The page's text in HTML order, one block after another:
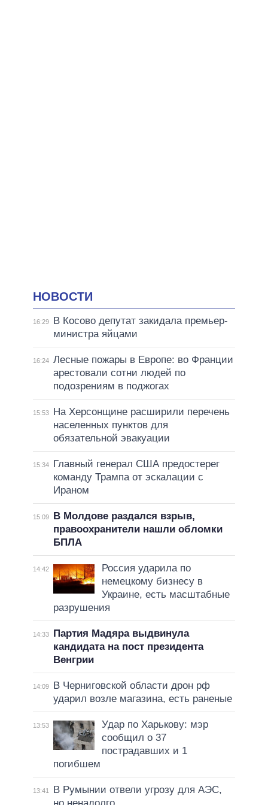
НОВОСТИ
16:29
В Косово депутат закидала премьер-
министра яйцами
16:24 Лесные пожары в Европе: во Франции
арестовали сотни людей по
подозрениям в поджогах
15:53
На Херсонщине расширили перечень
населенных пунктов для
обязательной эвакуации
15:34
Главный генерал США предостерег
команду Трампа от эскалации с
Ираном
15:09
В Молдове раздался взрыв,
правоохранители нашли обломки
БПЛА
14:42
Россия ударила по
немецкому бизнесу в
Украине, есть масштабные
разрушения
14:33
Партия Мадяра выдвинула
кандидата на пост президента
Венгрии
14:09
В Черниговской области дрон рф
ударил возле магазина, есть раненые
13:53
Удар по Харькову: мэр
сообщил о 37
пострадавших и 1
погибшем
13:41
В Румынии отвели угрозу для АЭС,